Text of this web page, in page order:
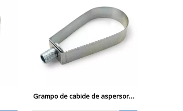
Grampo de cabide de aspersores